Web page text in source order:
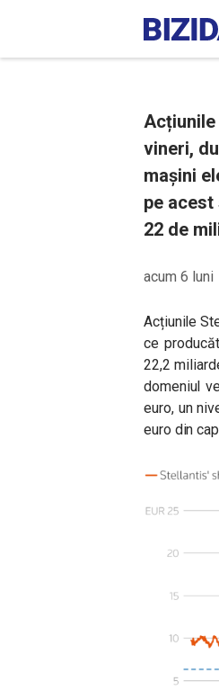
Acțiunile
vineri,
mașini
pe
22 de
acum 6 luni
Acțiunile
ce
22,2
domeniul
euro, un
euro din